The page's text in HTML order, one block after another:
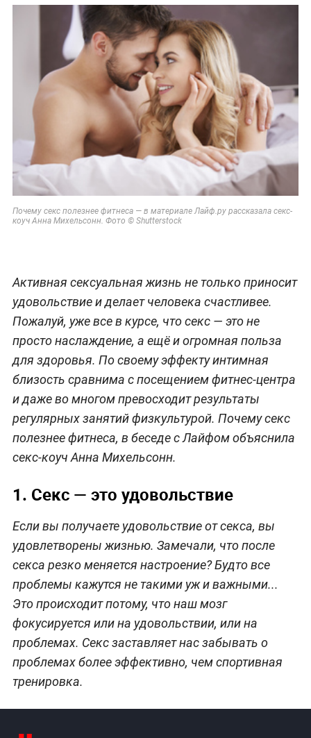
Почему секс полезнее фитнеса — в материале Лайф.ру рассказала секс-
коуч Анна Михельсонн. Фото © Shutterstock
Активная сексуальная жизнь не только приносит
удовольствие и делает человека счастливее.
Пожалуй, уже все в курсе, что секс — это не
просто наслаждение, а ещё и огромная польза
для здоровья. По своему эффекту интимная
близость сравнима с посещением фитнес-центра
и даже во многом превосходит результаты
регулярных занятий физкультурой. Почему секс
полезнее фитнеса, в беседе с Лайфом объяснила
секс-коуч Анна Михельсонн.
1. Секс — это удовольствие
Если вы получаете удовольствие от секса, вы
удовлетворены жизнью. Замечали, что после
секса резко меняется настроение? Будто все
проблемы кажутся не такими уж и важными...
Это происходит потому, что наш мозг
фокусируется или на удовольствии, или на
проблемах. Секс заставляет нас забывать о
проблемах более эффективно, чем спортивная
тренировка.